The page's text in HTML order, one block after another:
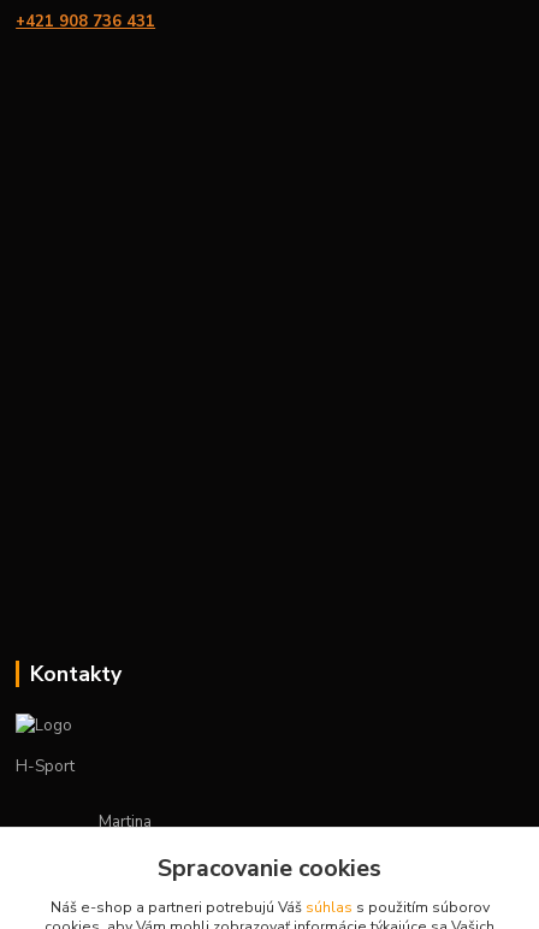
+421 908 736 431
Kontakty
H-Sport
Martina
(Po-Pia, 7-15 hod.)
obchod.hsport@gmail.com
Spracovanie cookies
Náš e-shop a partneri potrebujú Váš súhlas s použitím súborov